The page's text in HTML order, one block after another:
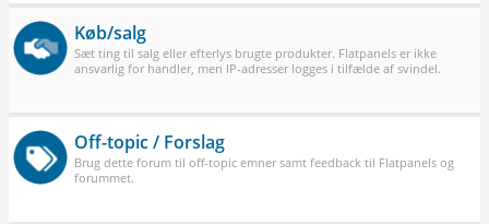
Køb/salg
Sæt ting til salg eller efterlys brugte produkter. Flatpanels er ikke
ansvarlig for handler, men IP-adresser logges i tilfælde af svindel.
Off-topic / Forslag
Brug dette forum til off-topic emner samt feedback til Flatpanels og
forummet.